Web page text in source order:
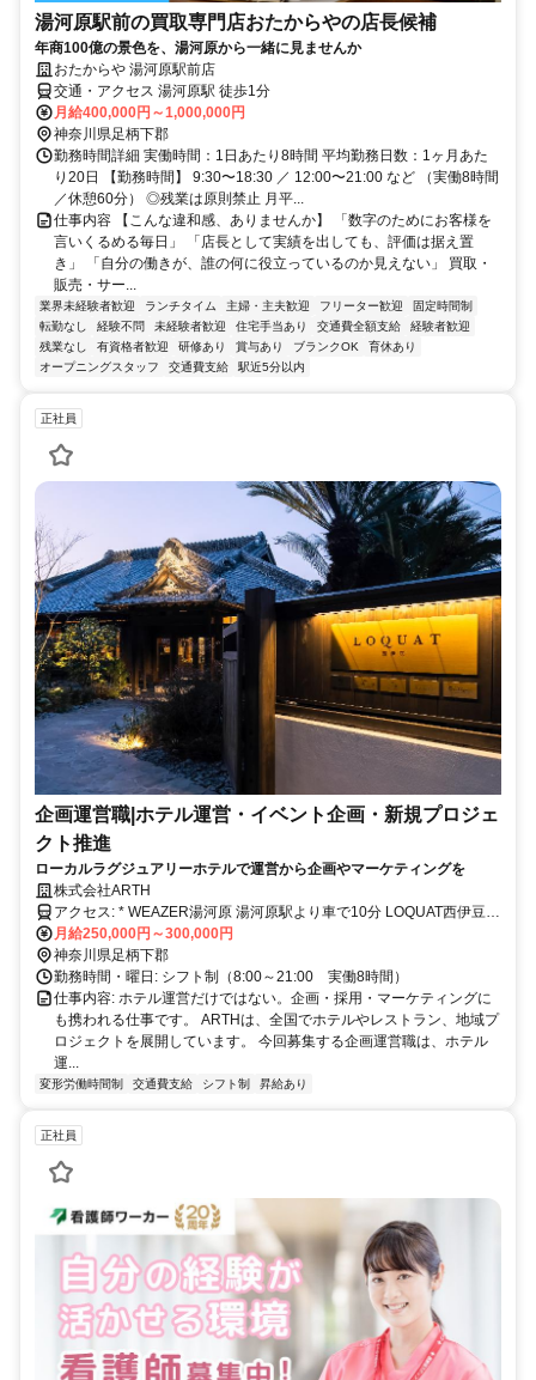
湯河原駅前の買取専門店おたからやの店長候補
年商100億の景色を、湯河原から一緒に見ませんか
おたからや 湯河原駅前店
交通・アクセス 湯河原駅 徒歩1分
月給400,000円～1,000,000円
神奈川県足柄下郡
勤務時間詳細 実働時間：1日あたり8時間 平均勤務日数：1ヶ月あた
り20日 【勤務時間】 9:30〜18:30 ／ 12:00〜21:00 など （実働8時間
／休憩60分） ◎残業は原則禁止 月平...
仕事内容 【こんな違和感、ありませんか】 「数字のためにお客様を
言いくるめる毎日」 「店長として実績を出しても、評価は据え置
き」 「自分の働きが、誰の何に役立っているのか見えない」 買取・
販売・サー...
業界未経験者歓迎 ランチタイム 主婦・主夫歓迎 フリーター歓迎
固定時間制
転勤なし
経験不問 未経験者歓迎 住宅手当あり 交通費全額支給
経験者歓迎
残業なし
有資格者歓迎 研修あり 賞与あり ブランクOK
育休あり
オープニングスタッフ
交通費支給 駅近5分以内
正社員
企画運営職|ホテル運営・イベント企画・新規プロジェ
クト推進
ローカルラグジュアリーホテルで運営から企画やマーケティングを
株式会社ARTH
アクセス: * WEAZER湯河原 湯河原駅より車で10分 LOQUAT西伊豆
JR三島駅より車で約60分修善寺駅よりバスで40分給与: 固定残業代あ
り：月給 ￥250,000 〜 ￥300,000は1か月当たりの固定残業代
￥31,500〜￥37,800（20時間相当分）を含む。20時間を超える残業
代は追加で支給する。・賞与あり 年２回（6月、12月）※業績・個
人評価による ・昇給あり 年２回（7月、1月）※個人評価による
月給250,000円～300,000円
神奈川県足柄下郡
勤務時間・曜日: シフト制（8:00～21:00 実働8時間）
仕事内容: ホテル運営だけではない。企画・採用・マーケティングに
も携われる仕事です。 ARTHは、全国でホテルやレストラン、地域プ
ロジェクトを展開しています。 今回募集する企画運営職は、ホテル
運...
変形労働時間制 交通費支給 シフト制 昇給あり
正社員